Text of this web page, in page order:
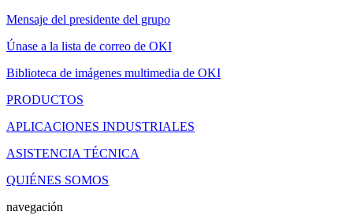
Mensaje del presidente del grupo
Únase a la lista de correo de OKI
Biblioteca de imágenes multimedia de OKI
PRODUCTOS
APLICACIONES INDUSTRIALES
ASISTENCIA TÉCNICA
QUIÉNES SOMOS
navegación